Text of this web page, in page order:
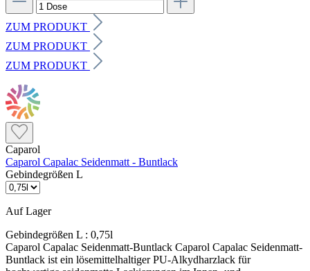
ZUM PRODUKT
ZUM PRODUKT
ZUM PRODUKT
Caparol
Caparol Capalac Seidenmatt - Buntlack
Gebindegrößen L
Auf Lager
Gebindegrößen L : 0,75l
Caparol Capalac Seidenmatt-Buntlack Caparol Capalac Seidenmatt-Buntlack ist ein lösemittelhaltiger PU-Alkydharzlack für hochwertige seidenmatte Lackierungen im Innen- und Außenbereich. Er eignet sich für maßhaltige Holzbauteile, Metall, Hart-PVC und fachgerecht vorbereitete Altbeschichtungen. Der Lack überzeugt durch sein hohes Deckvermögen, eine gute Kantenabdeckung und einen gleichmäßigen Verlauf. Die fertige Oberfläche ist schlag- und stoßfest und beständig gegen haushaltsübliche Reinigungsmittel. Hochwertiges Lackfinish Seidenmatte Oberfläche Hervorragendes Deckvermögen Hohe Kantenabdeckung Sehr guter Verlauf Hohe Schlag- und Stoßfestigkeit Geeignet für Maßhaltige Holzbauteile Eisen und Stahl Zink und verzinkte Bauteile Aluminium und Hart-PVC Tragfähige Altanstriche Farbige Warmwasserheizkörper Nicht direkt geeignet für Unbehandeltes Holz ohne Systemgrundierung Ungeschütztes Eisen oder Stahl Eloxiertes Aluminium Lose oder nicht tragfähige Altanstriche Weiße Heizkörperbeschichtungen Große Innenflächen mit geringer Geruchstoleranz Wichtig vor der Bestellung: Capalac Seidenmatt-Buntlack ist ein Zwischen- und Schlusslack. Abhängig vom Untergrund werden zusätzlich eine Imprägnierung, eine Korrosionsschutzgrundierung oder Capalac Vorlack benötigt. Der Lack darf nicht pauschal direkt auf rohes Holz, Metall oder Hart-PVC aufgetragen werden. Was macht Capalac Seidenmatt-Buntlack besonders? Ruhiger Verlauf Die lange Offenzeit unterstützt das gleichmäßige Verteilen des Lackes. Pinsel- und Rollspuren können dadurch besser verlaufen, sofern Werkzeug, Auftragsmenge und Bedingungen stimmen. Belastbare Oberfläche Die fertige Lackierung ist schlag- und stoßfest, gut reinigungsfähig und kurzfristig gegen schwache Säuren und Laugen beständig. Große Farbtonauswahl Neben ausgewählten Standardfarbtönen stehen über ColorExpress zahlreiche weitere Farbtöne zur Verfügung. Der notwendige Grundierfarbton muss dabei berücksichtigt werden. Passt der Lack zu deinem Projekt? Das Produkt passt, wenn … ein hochwertiges seidenmattes Lackfinish gewünscht ist der Untergrund fachgerecht grundiert werden kann Holz, Metall oder Hart-PVC beschichtet wird eine robuste und reinigungsfähige Oberfläche benötigt wird mit Pinsel, Rolle oder Spritzgerät gearbeitet werden soll Besser ein anderes Produkt wählen, wenn … ein Ein-Topf-Fensterlack gesucht wird eine geruchsarme, wasserverdünnbare Innenlösung benötigt wird nicht maßhaltige Holzbauteile beschichtet werden ein weißer Heizkörperlack benötigt wird der vorhandene Altanstrich nicht sicher tragfähig ist Beschichtungsaufbau auf Holz 1. Holz vorbereiten Das Holz in Faserrichtung schleifen und gründlich reinigen. Harze, Schmutz und andere haftungsmindernde Bestandteile müssen vollständig entfernt werden. Die Holzfeuchte darf bei maßhaltigen Holzbauteilen höchstens 13 % betragen. 2. Passend grundieren Holz im Innenbereich mit Capalac Vorlack grundieren. Maßhaltige Holzbauteile im Außenbereich zunächst mit Capalac Holz-Imprägnier-Grund behandeln und anschließend mit Capalac Vorlack grundieren. 3. Seidenmatt lackieren Je nach Untergrund und Farbton eine Zwischenbeschichtung und anschließend die Schlussbeschichtung mit Capalac Seidenmatt-Buntlack ausführen. Zwischen den Beschichtungsgängen jeweils anschleifen und den Schleifstaub sorgfältig entfernen. Grundierung auf Metall und Hart-PVC Eisen und Stahl Eisen und Stahl vollständig entrosten und reinigen. Im Innenbereich mit Capalac AllGrund grundieren, im Außenbereich sind zwei Grundbeschichtungen mit Capalac AllGrund vorgesehen. Zink und Aluminium Zink fachgerecht vorbereiten und mit Disbon 481 EP-Uniprimer oder Capalac AllGrund grundieren. Aluminium wird mit Capalac AllGrund grundiert. Eloxiertes Aluminium ist nicht geeignet. Hart-PVC und Altanstriche Hart-PVC reinigen, anschleifen und mit Capalac AllGrund grundieren. Tragfähige Altanstriche anschleifen oder anlaugen und Schadstellen passend zum ursprünglichen Untergrund vorbehandeln. Farbtonwahl richtig planen Rot, Orange und Gelb Farbtöne mit geringerem Deckvermögen benötigen eine passend getönte Grundierung. Dadurch wird ein gleichmäßigeres Farbergebnis mit weniger sichtbaren Untergrundunterschieden erreicht. Intensive und dunkle Farbtöne Bei intensiven und dunklen Farbtönen kann vorübergehend Pigmentabrieb auftreten. Abhängig von Nutzung und Farbton kann eine transparente Versiegelung mit Capalac Kunstharz-Klarlack erforderlich sein. Weiß und helle Farbtöne Alkydharzlacke können bei geringer UV-Belastung, Wärme oder chemischen Einflüssen vergilben. Das ist besonders bei weißen und hellen Farbtönen im Innenbereich sichtbar. Sonderfall RAL 9006 Weißaluminium: Für ein möglichst gleichmäßiges Ergebnis ist die Verarbeitung im Hochdruckspritzverfahren vorgesehen. Dem Lack müssen 10 % Capalac PU-Härter zugesetzt werden. Rollen, Streichen und unterschiedliche Auftragsverfahren können sichtbare Farbton- und Effektunterschiede verursachen. Verbrauch und Reichweite Streichen Ca. 70–100 ml/m² je Auftrag. Bei zwei Lackaufträgen reicht 1 Liter rechnerisch für ungefähr 5–7 m² fertige Fläche. Rollen Ca. 80–110 ml/m² je Auftrag. Bei zwei Lackaufträgen reicht 1 Liter rechnerisch für ungefähr 4,5–6 m² fertige Fläche. Aircoat-Spritzen Ca. 120 ml/m² je Auftrag. Bei zwei Lackaufträgen reicht 1 Liter rechnerisch für ungefähr 4 m² fertige Fläche. Die Reichweiten sind theoretische Richtwerte. Untergrund, Profilierung, Kanten, Werkzeug und tatsächliche Schichtdicke beeinflussen den Materialbedarf. Den genauen Verbrauch durch eine Probebeschichtung ermitteln. Verarbeitung und Trocknung Verarbeitung Vor Gebrauch gründlich aufrühren Streichen, rollen oder spritzen Grundierte Flächen anschleifen und reinigen Zwischen den Lackschichten zwischenschleifen Bedingungen Mindesttemperatur: 5 °C Für Material, Untergrund und Umgebungsluft Relative Luftfeuchtigkeit: höchstens 80 % Untergrund muss sauber und trocken sein Trocknung bei 20 °C Staubtrocken nach ca. 4 Stunden Grifffest nach ca. 8–10 Stunden Überspritzbar nach ca. 8–16 Stunden Überstreichbar nach ca. 24 Stunden Häufige Fragen Muss vorher grundiert werden? Ja. Die passende Grundierung richtet sich nach Holz, Eisen, Stahl, Zink, Aluminium oder Hart-PVC. Capalac Seidenmatt-Buntlack ersetzt diese Untergrundgrundierung nicht. Was ist der Unterschied zu BaseTop Venti? BaseTop Venti ist ein diffusionsfähiger Ein-Topf-Lack für Grund-, Zwischen- und Schlussbeschichtungen. Capalac Seidenmatt-Buntlack ist ein universeller Zwischen- und Decklack auf separat grundierten Untergründen. Ist der Lack für Heizkörper geeignet? Ja, für Warmwasserheizkörper in geeigneten Farbtönen. Weiße Farbtöne sind wegen der möglichen Vergilbung auf Heizkörpern nicht vorgesehen. Technische Daten Produkttyp: Zwischen- und Schlusslack M